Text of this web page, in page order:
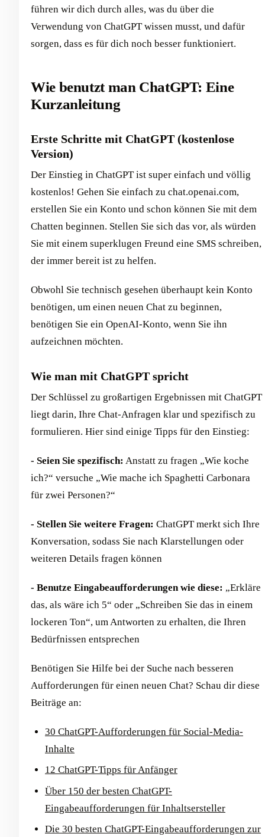
führen wir dich durch alles, was du über die
Verwendung von ChatGPT wissen musst, und dafür
sorgen, dass es für dich noch besser funktioniert.
Wie benutzt man ChatGPT: Eine
Kurzanleitung
Erste Schritte mit ChatGPT (kostenlose
Version)
Der Einstieg in ChatGPT ist super einfach und völlig
kostenlos! Gehen Sie einfach zu chat.openai.com,
erstellen Sie ein Konto und schon können Sie mit dem
Chatten beginnen. Stellen Sie sich das vor, als würden
Sie mit einem superklugen Freund eine SMS schreiben,
der immer bereit ist zu helfen.
Obwohl Sie technisch gesehen überhaupt kein Konto
benötigen, um einen neuen Chat zu beginnen,
benötigen Sie ein OpenAI-Konto, wenn Sie ihn
aufzeichnen möchten.
Wie man mit ChatGPT spricht
Der Schlüssel zu großartigen Ergebnissen mit ChatGPT
liegt darin, Ihre Chat-Anfragen klar und spezifisch zu
formulieren. Hier sind einige Tipps für den Einstieg:
- Seien Sie spezifisch: Anstatt zu fragen „Wie koche
ich?“ versuche „Wie mache ich Spaghetti Carbonara
für zwei Personen?“
- Stellen Sie weitere Fragen: ChatGPT merkt sich Ihre
Konversation, sodass Sie nach Klarstellungen oder
weiteren Details fragen können
- Benutze Eingabeaufforderungen wie diese: „Erkläre
das, als wäre ich 5“ oder „Schreiben Sie das in einem
lockeren Ton“, um Antworten zu erhalten, die Ihren
Bedürfnissen entsprechen
Benötigen Sie Hilfe bei der Suche nach besseren
Aufforderungen für einen neuen Chat? Schau dir diese
Beiträge an:
30 ChatGPT-Aufforderungen für Social-Media-
Inhalte
12 ChatGPT-Tipps für Anfänger
Über 150 der besten ChatGPT-
Eingabeaufforderungen für Inhaltsersteller
Die 30 besten ChatGPT-Eingabeaufforderungen zur